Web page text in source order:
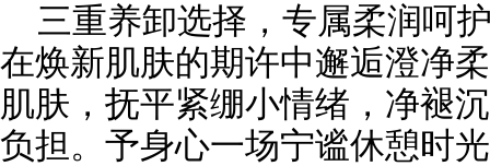
三重养卸选择，专属柔润呵
在焕新肌肤的期许中邂逅澄净
肌肤，抚平紧绷小情绪，净褪
负担。予身心一场宁谧休憩时